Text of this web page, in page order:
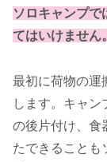
ソロキャンプで
てはいけません。
最初に荷物の運
します。 キャン
の後片付け、食
たできることも